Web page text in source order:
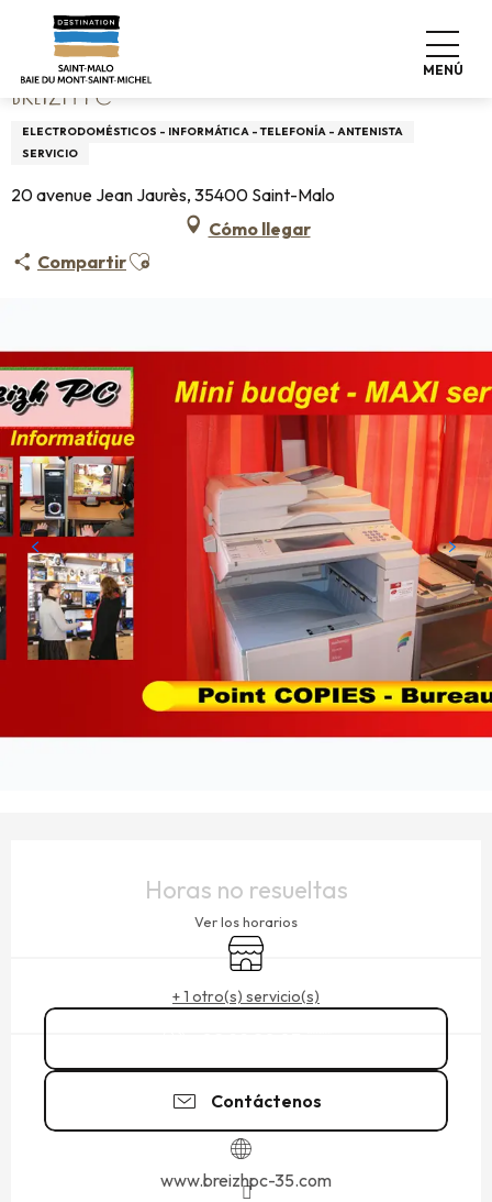
contenu
principal
MENÚ
Home Breizh PC
BREIZH PC
ELECTRODOMÉSTICOS - INFORMÁTICA - TELEFONÍA - ANTENISTA
SERVICIO
20 avenue Jean Jaurès, 35400 Saint-Malo
Cómo llegar
CompartirAjouter aux favoris
Horas no resueltas
Ver los horarios
Tienda
+ 1 otro(s) servicio(s)
Contáctenos
www.breizhpc-35.com